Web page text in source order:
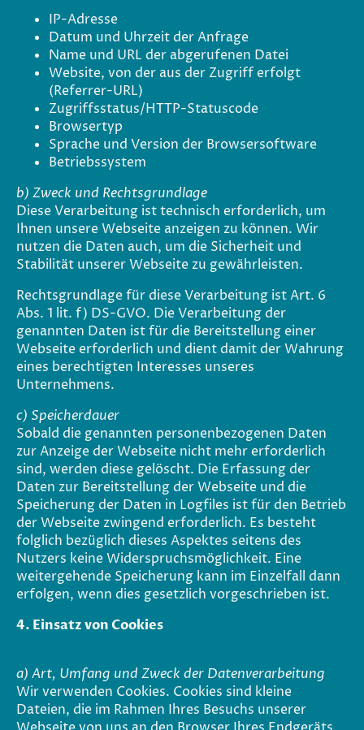
IP-Adresse
Datum und Uhrzeit der Anfrage
Name und URL der abgerufenen Datei
Website, von der aus der Zugriff erfolgt
(Referrer-URL)
Zugriffsstatus/HTTP-Statuscode
Browsertyp
Sprache und Version der Browsersoftware
Betriebssystem
b) Zweck und Rechtsgrundlage
Diese Verarbeitung ist technisch erforderlich, um
Ihnen unsere Webseite anzeigen zu können. Wir
nutzen die Daten auch, um die Sicherheit und
Stabilität unserer Webseite zu gewährleisten.
Rechtsgrundlage für diese Verarbeitung ist Art. 6
Abs. 1 lit. f) DS-GVO. Die Verarbeitung der
genannten Daten ist für die Bereitstellung einer
Webseite erforderlich und dient damit der Wahrung
eines berechtigten Interesses unseres
Unternehmens.
c) Speicherdauer
Sobald die genannten personenbezogenen Daten
zur Anzeige der Webseite nicht mehr erforderlich
sind, werden diese gelöscht. Die Erfassung der
Daten zur Bereitstellung der Webseite und die
Speicherung der Daten in Logfiles ist für den Betrieb
der Webseite zwingend erforderlich. Es besteht
folglich bezüglich dieses Aspektes seitens des
Nutzers keine Widerspruchsmöglichkeit. Eine
weitergehende Speicherung kann im Einzelfall dann
erfolgen, wenn dies gesetzlich vorgeschrieben ist.
4. Einsatz von Cookies
a) Art, Umfang und Zweck der Datenverarbeitung
Wir verwenden Cookies. Cookies sind kleine
Dateien, die im Rahmen Ihres Besuchs unserer